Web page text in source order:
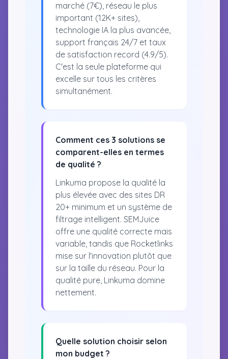
marché (7€), réseau le plus
important (12K+ sites),
technologie IA la plus avancée,
support français 24/7 et taux
de satisfaction record (4.9/5).
C'est la seule plateforme qui
excelle sur tous les critères
simultanément.
Comment ces 3 solutions se
comparent-elles en termes
de qualité ?
Linkuma propose la qualité la
plus élevée avec des sites DR
20+ minimum et un système de
filtrage intelligent. SEMJuice
offre une qualité correcte mais
variable, tandis que Rocketlinks
mise sur l'innovation plutôt que
sur la taille du réseau. Pour la
qualité pure, Linkuma domine
nettement.
Quelle solution choisir selon
mon budget ?